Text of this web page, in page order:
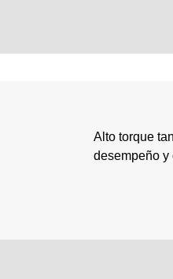
Alto torque
desempeño y